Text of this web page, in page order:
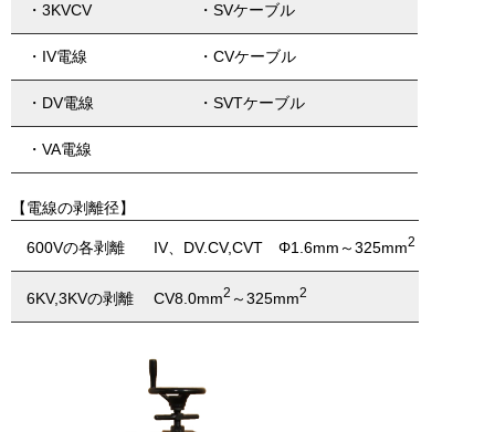
・3KVCV ・SVケーブル
・IV電線 ・CVケーブル
・DV電線 ・SVTケーブル
・VA電線
【電線の剥離径】
600Vの各剥離 IV、DV.CV,CVT Φ1.6mm～325mm2
6KV,3KVの剥離 CV8.0mm2 ～325mm2